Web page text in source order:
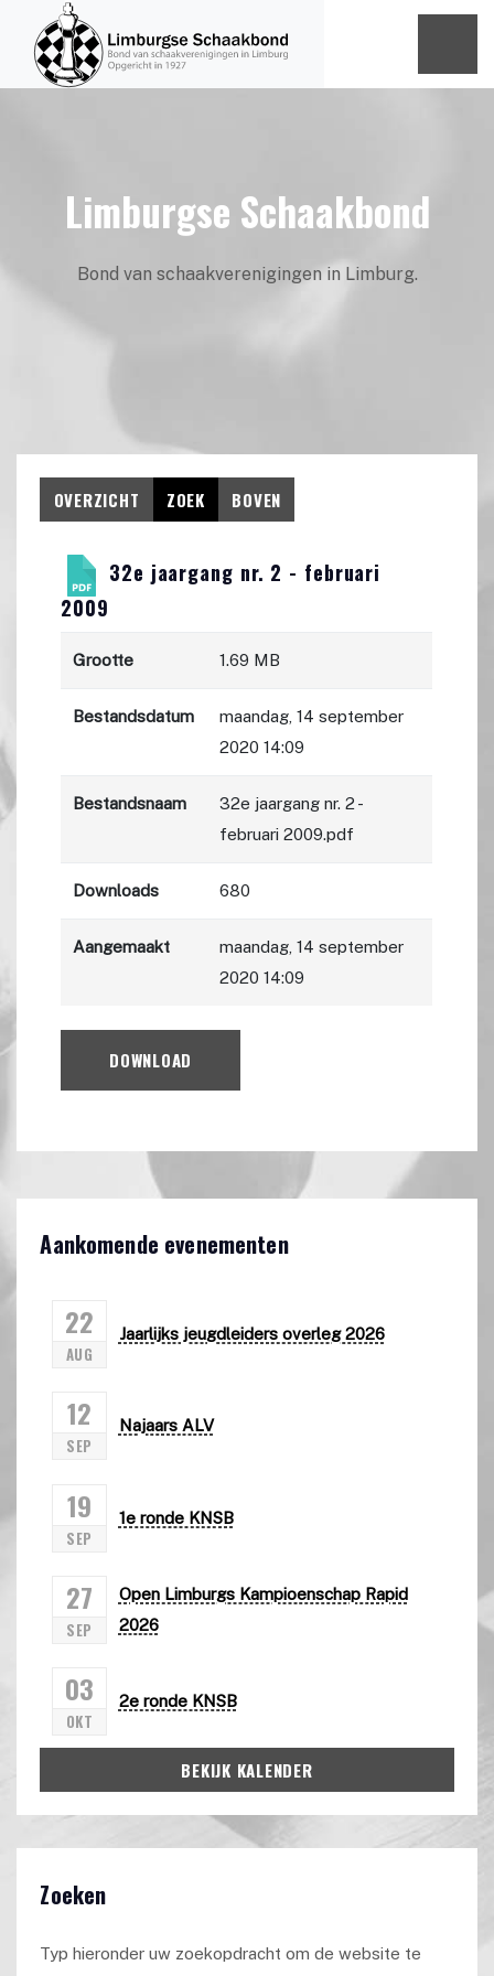
Limburgse Schaakbond
Bond van schaakverenigingen in Limburg.
OVERZICHT ZOEK BOVEN
32e jaargang nr. 2 - februari
2009
Grootte 1.69 MB
Bestandsdatum
maandag, 14 september
2020 14:09
Bestandsnaam
32e jaargang nr. 2 -
februari 2009.pdf
Downloads 680
Aangemaakt
maandag, 14 september
2020 14:09
DOWNLOAD
Aankomende evenementen
22
AUG
Jaarlijks jeugdleiders overleg 2026
12
SEP
Najaars ALV
19
SEP
1e ronde KNSB
27
SEP
Open Limburgs Kampioenschap Rapid
2026
03
OKT
2e ronde KNSB
BEKIJK KALENDER
Zoeken
Typ hieronder uw zoekopdracht om de website te